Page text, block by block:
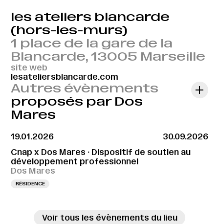
les ateliers blancarde
(hors-les-murs)
1 place de la gare de la
Blancarde, 13005 Marseille
site web
lesateliersblancarde.com
Autres évènements
proposés par Dos
Mares
19.01.2026
30.09.2026
Cnap x Dos Mares · Dispositif de soutien au
développement professionnel
Dos Mares
RÉSIDENCE
Voir tous les évènements du lieu